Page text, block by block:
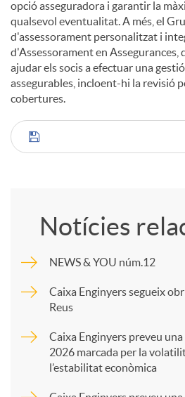
opció asseguradora i garantir la
qualsevol eventualitat. A més, el
d'assessorament personalitzat i
d'Assessorament en Assegurances,
ajudar els socis a efectuar una
assegurables, incloent-hi la revisió
cobertures.
C
p
a
Notícies
NEWS & YOU núm.12
Caixa Enginyers segueix
Reus
Caixa Enginyers preveu
2026 marcada per la
l’estabilitat econòmica